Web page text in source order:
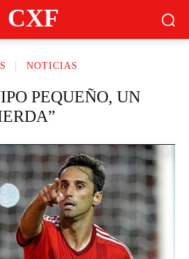
CXF
NOTICIAS
PEQUEÑO, UN